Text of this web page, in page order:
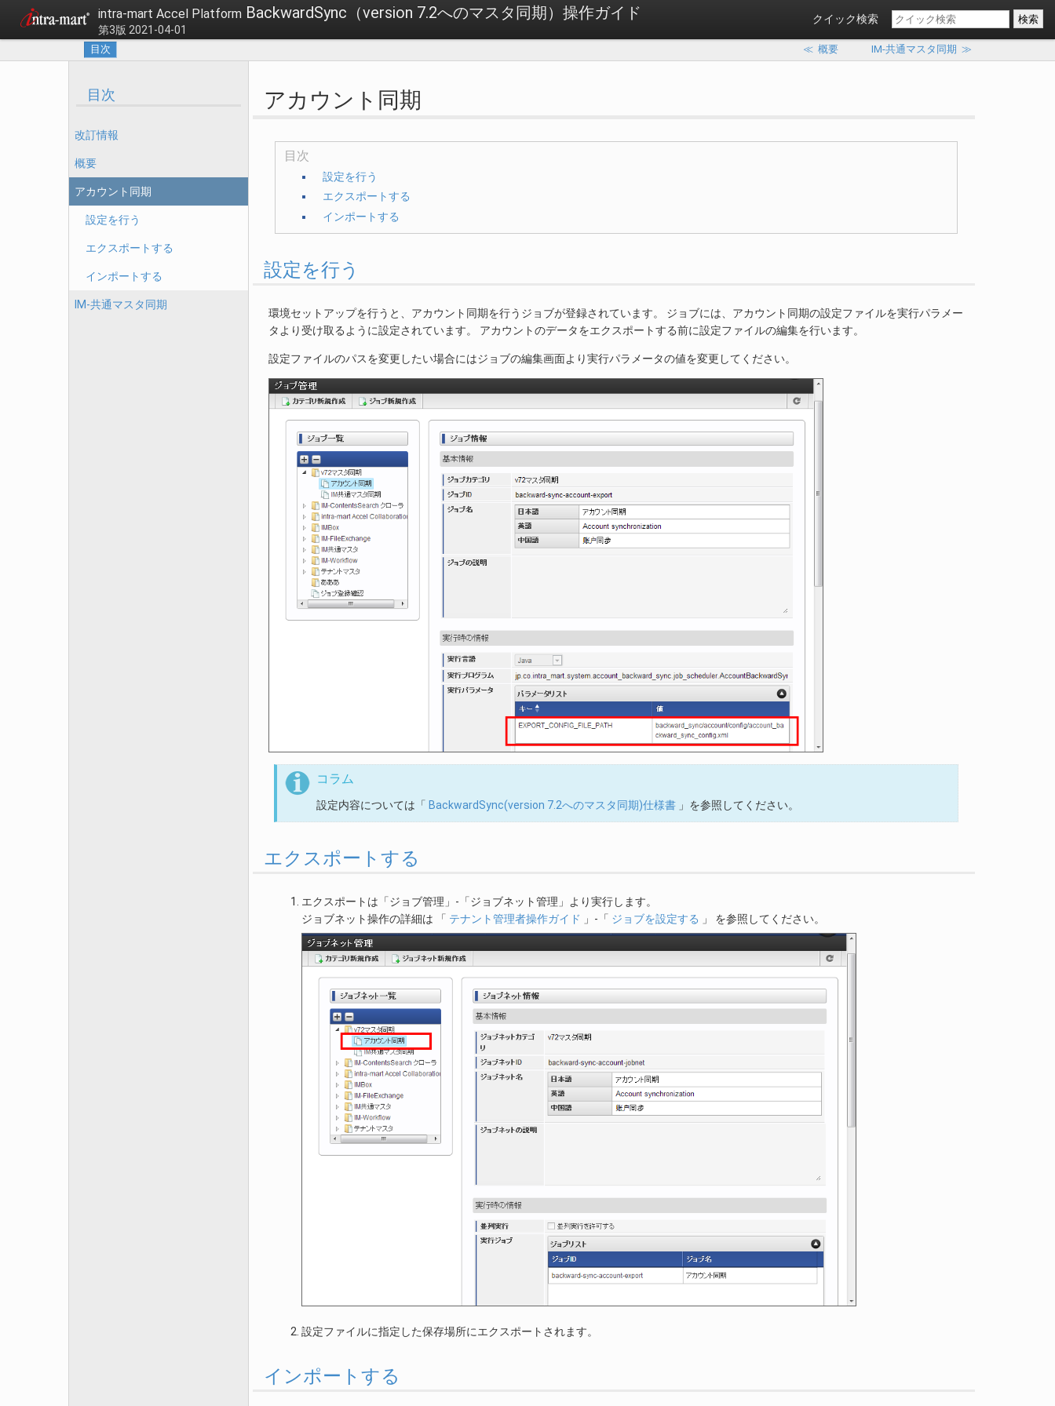
intra-mart Accel Platform BackwardSync（version 7.2へのマスタ同期）操作ガイド
第3版 2021-04-01
クイック検索
目次 ≪ 概要 IM-共通マスタ同期 ≫
目次
改訂情報
概要
アカウント同期
設定を行う
エクスポートする
インポートする
IM-共通マスタ同期
アカウント同期
目次
設定を行う
エクスポートする
インポートする
設定を行う
環境セットアップを行うと、アカウント同期を行うジョブが登録されています。 ジョブには、アカウント同期の設定ファイルを実行パラメー
タより受け取るように設定されています。 アカウントのデータをエクスポートする前に設定ファイルの編集を行います。
設定ファイルのパスを変更したい場合にはジョブの編集画面より実行パラメータの値を変更してください。
コラム
設定内容については「 BackwardSync(version 7.2へのマスタ同期)仕様書 」を参照してください。
エクスポートする
エクスポートは「ジョブ管理」-「ジョブネット管理」より実行します。
ジョブネット操作の詳細は 「 テナント管理者操作ガイド 」-「 ジョブを設定する 」 を参照してください。
設定ファイルに指定した保存場所にエクスポートされます。
インポートする